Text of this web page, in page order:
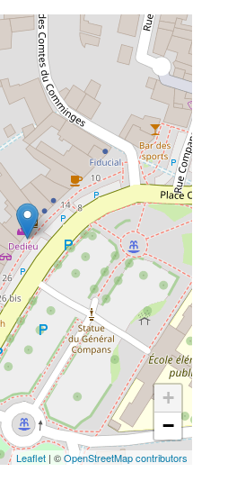
+
−
Leaflet | ©OpenStreetMap contributors